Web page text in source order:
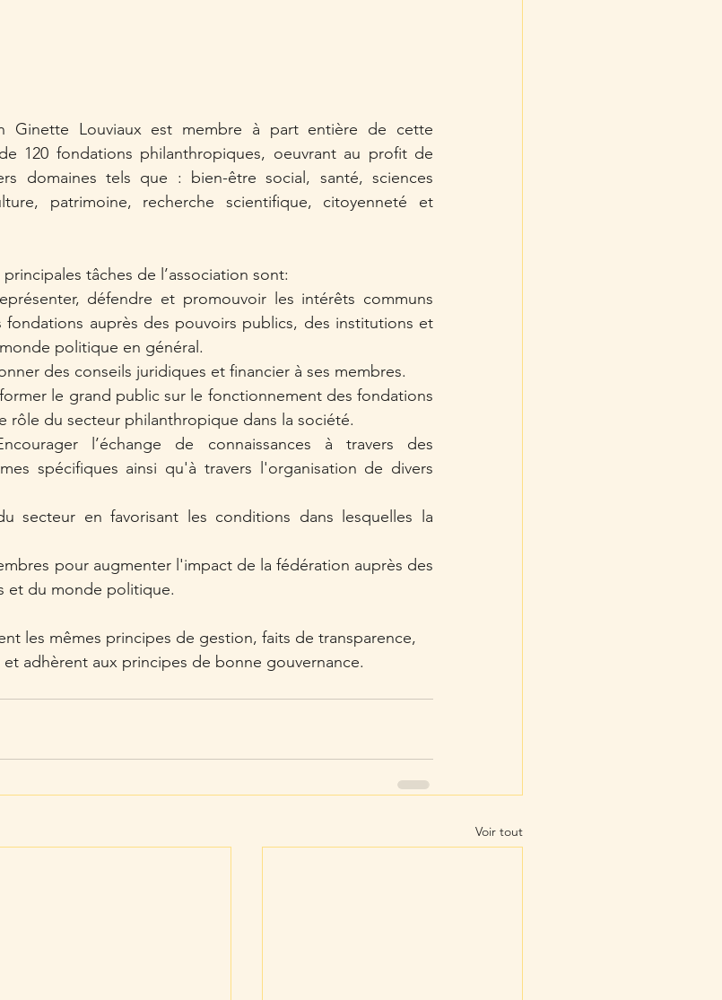
Ginette Louviaux est membre à part entière de cette
120 fondations philanthropiques, oeuvrant au profit de
domaines tels que : bien-être social, santé, sciences
patrimoine, recherche scientifique, citoyenneté et
principales tâches de l’association sont:
défendre et promouvoir les intérêts communs
fondations auprès des pouvoirs publics, des institutions et
politique en général.
des conseils juridiques et financier à ses membres.
le grand public sur le fonctionnement des fondations
rôle du secteur philanthropique dans la société.
l’échange de connaissances à travers des
spécifiques ainsi qu'à travers l'organisation de divers
secteur en favorisant les conditions dans lesquelles la
pour augmenter l'impact de la fédération auprès des
et du monde politique.
les mêmes principes de gestion, faits de transparence,
adhèrent aux principes de bonne gouvernance.
Voir tout